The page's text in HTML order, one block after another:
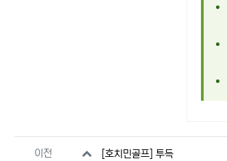
관련자료
이전 [호치민골프] 투득